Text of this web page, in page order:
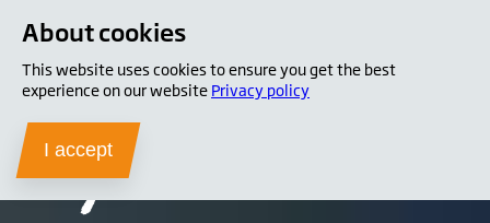
Nederman
About cookies
This website uses cookies to ensure you get the best
experience on our website Privacy policy
I accept